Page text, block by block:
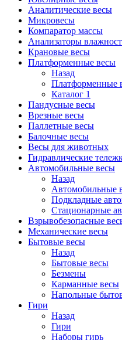
Аналитические весы
Микровесы
Компаратор массы
Анализаторы
Крановые весы
Платформенные весы
Назад
Платформенные
Каталог 1
Пандусные весы
Врезные весы
Паллетные весы
Балочные весы
Весы для животных
Гидравлические
Автомобильные весы
Назад
Автомобильные
Подкладные
Стационарные
Взрывобезопасные
Механические весы
Бытовые весы
Назад
Бытовые весы
Безмены
Карманные весы
Напольные
Гири
Назад
Гири
Наборы гирь